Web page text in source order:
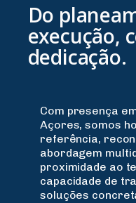
Do
execução,
dedicação.
Com presença
Açores, somos
referência,
abordagem
proximidade ao
capacidade de
soluções